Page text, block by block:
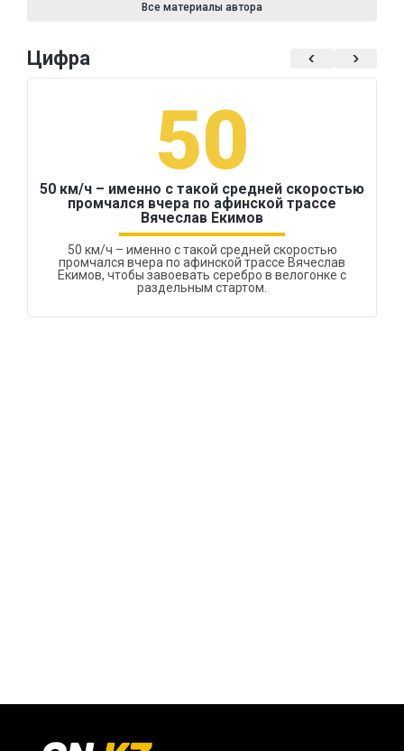
Все материалы автора
Цифра
50
50 км/ч – именно с такой средней скоростью
промчался вчера по афинской трассе
Вячеслав Екимов
50 км/ч – именно с такой средней скоростью
промчался вчера по афинской трассе Вячеслав
Екимов, чтобы завоевать серебро в велогонке с
раздельным стартом.